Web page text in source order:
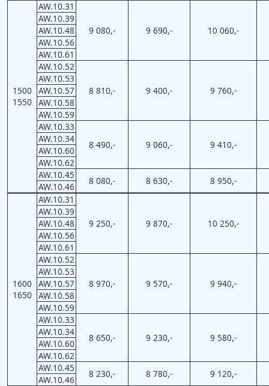
1500
1550
AW.10.31
9 080,- 9 690,- 10 060,-
AW.10.39
AW.10.48
AW.10.56
AW.10.61
AW.10.52
8 810,- 9 400,- 9 760,-
AW.10.53
AW.10.57
AW.10.58
AW.10.59
AW.10.33
8 490,-
9 060,- 9 410,-
AW.10.34
AW.10.60
AW.10.62
AW.10.45
8 080,- 8 630,- 8 950,-
AW.10.46
1600
1650
AW.10.31
9 250,- 9 870,- 10 250,-
AW.10.39
AW.10.48
AW.10.56
AW.10.61
AW.10.52
8 970,- 9 570,- 9 940,-
AW.10.53
AW.10.57
AW.10.58
AW.10.59
AW.10.33
8 650,-
9 230,- 9 580,-
AW.10.34
AW.10.60
AW.10.62
AW.10.45
8 230,- 8 780,- 9 120,-
AW.10.46